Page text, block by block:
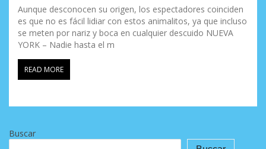
Aunque desconocen su origen, los espectadores coinciden
es que no es fácil lidiar con estos animalitos, ya que incluso
se meten por nariz y boca en cualquier descuido NUEVA
YORK – Nadie hasta el m
READ MORE
Buscar